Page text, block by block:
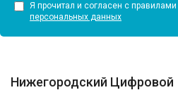
Я прочитал и согласен с правилами
персональных данных
Нижегородский Цифровой